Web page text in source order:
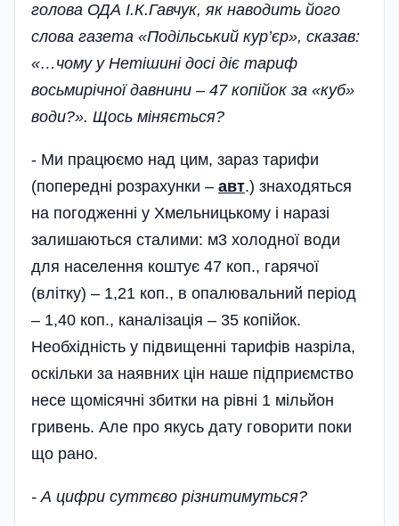
голова ОДА І.К.Гавчук, як наводить його
слова газета «Подільський кур’єр», сказав:
«…чому у Неті­шині досі діє тариф
восьмирічної давнини – 47 копійок за «куб»
води?». Щось міняється?
- Ми працюємо над цим, зараз тарифи
(попередні розрахунки – авт.) знаходяться
на погодженні у Хмельницькому і наразі
залишаються сталими: м3 холодної води
для населення коштує 47 коп., гарячої
(влітку) – 1,21 коп., в опалювальний період
– 1,40 коп., каналізація – 35 копійок.
Необхідність у підвищенні тарифів назріла,
оскільки за наявних цін наше підприємство
несе щомісячні збитки на рівні 1 мільйон
гривень. Але про якусь дату говорити поки
що рано.
- А цифри суттєво різнитимуться?